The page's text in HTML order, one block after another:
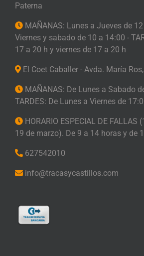
Paterna
MAÑANAS: Lunes a Jueves de
Viernes y sabado de 10 a 14:00 -
17 a 20 h y viernes de 17 a 20 h
El Coet Caballer - Avda. María
MAÑANAS: De Lunes a Sabado
TARDES: De Lunes a Viernes de
HORARIO ESPECIAL DE FALLAS
19 de marzo). De 9 a 14 horas y de
627542010
info@tracasycastillos.com